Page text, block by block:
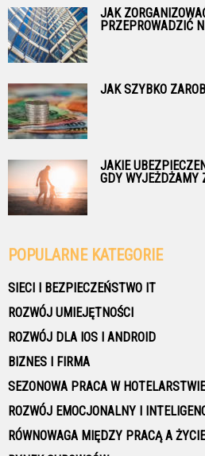
JAK
PRZEPROWADZIĆ
JAK SZYBKO
JAKIE
GDY WYJEŻDŻAMY
POPULARNE KATEGORIE
SIECI I BEZPIECZEŃSTWO IT
ROZWÓJ UMIEJĘTNOŚCI
ROZWÓJ DLA IOS I ANDROID
BIZNES I FIRMA
SEZONOWA PRACA W
ROZWÓJ EMOCJONALNY I
RÓWNOWAGA MIĘDZY PRACĄ A